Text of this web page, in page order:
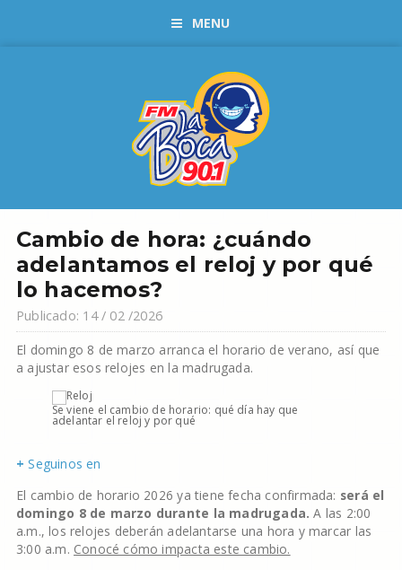
MENU
Cambio de hora: ¿cuándo
adelantamos el reloj y por qué
lo hacemos?
Publicado: 14 / 02 /2026
El domingo 8 de marzo arranca el horario de verano, así que
a ajustar esos relojes en la madrugada.
Se viene el cambio de horario: qué día hay que
adelantar el reloj y por qué
+ Seguinos en
El cambio de horario 2026 ya tiene fecha confirmada: será el
domingo 8 de marzo durante la madrugada.A las 2:00
a.m., los relojes deberán adelantarse una hora y marcar las
3:00 a.m. Conocé cómo impacta este cambio.